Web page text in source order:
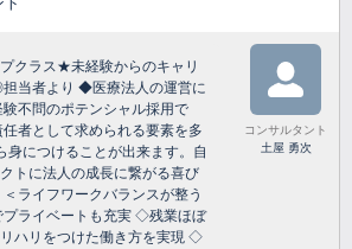
プクラス★未経験からのキャリ
当者より ◆医療法人の運営に
不問のポテンシャル採用で
者として求められる要素を多
身につけることが出来ます。自
トに法人の成長に繋がる喜び
ライフワークバランスが整う
ライベートも充実 ◇残業ほぼ
ハリをつけた働き方を実現 ◇
コンサルタント
土屋 勇次